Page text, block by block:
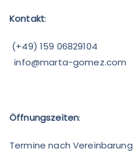
Kontakt:
(+49) 159 06829104
info@marta-gomez.com
Öffnungszeiten:
Termine nach Vereinbarung